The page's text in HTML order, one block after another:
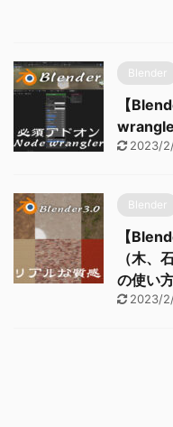
Blender
【
2023/
Blender
【
（木、
の使い
2023/